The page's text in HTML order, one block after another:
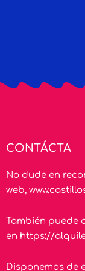
CONTÁCTA
No dude en
web,
También puede
en https://
Disponemos de